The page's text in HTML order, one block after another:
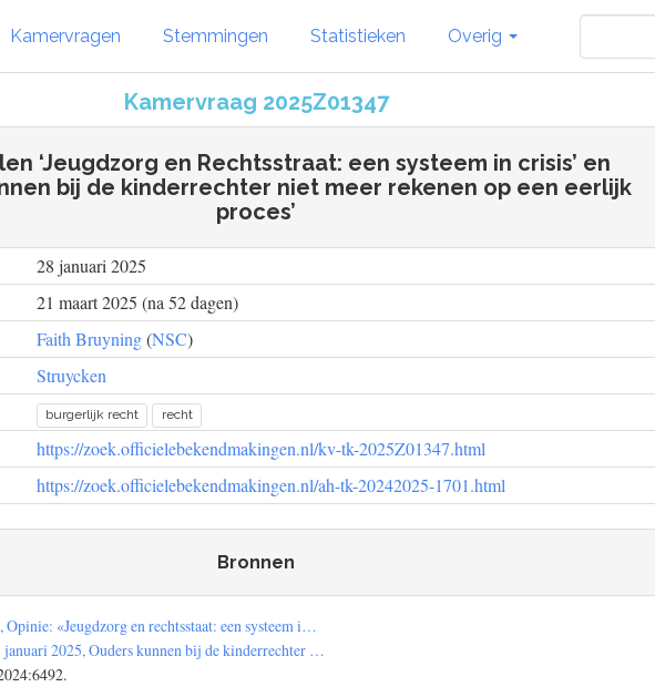
Kamervragen Stemmingen Statistieken Overig
Kamervraag 2025Z01347
‘Jeugdzorg en Rechtsstraat: een systeem in crisis’ en
bij de kinderrechter niet meer rekenen op een eerlijk
proces’
28 januari 2025
21 maart 2025 (na 52 dagen)
Faith Bruyning(NSC)
Struycken
burgerlijk recht recht
https://zoek.officielebekendmakingen.nl/kv-tk-2025Z01347.html
https://zoek.officielebekendmakingen.nl/ah-tk-20242025-1701.html
Bronnen
«Jeugdzorg en rechtsstaat: een systeem i…
2025, Ouders kunnen bij de kinderrechter …